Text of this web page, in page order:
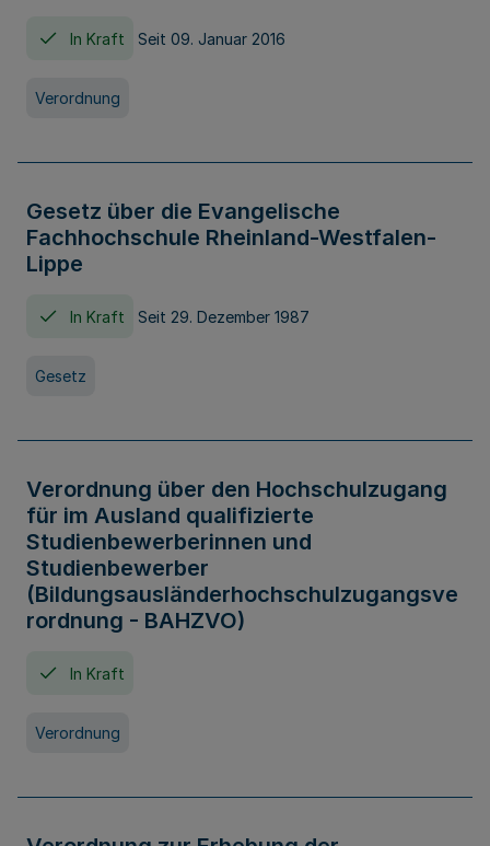
In Kraft Seit 09. Januar 2016
Verordnung
Gesetz über die Evangelische
Fachhochschule Rheinland-Westfalen-
Lippe
In Kraft Seit 29. Dezember 1987
Gesetz
Verordnung über den Hochschulzugang
für im Ausland qualifizierte
Studienbewerberinnen und
Studienbewerber
(Bildungsausländerhochschulzugangsve
rordnung - BAHZVO)
In Kraft
Verordnung